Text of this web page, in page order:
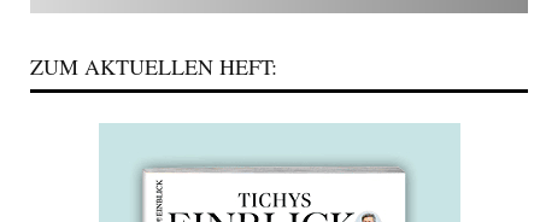
ZUM AKTUELLEN HEFT: